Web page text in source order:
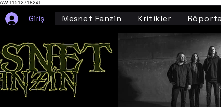
AW-11512718241
Giriş Mesnet Fanzin Kritikler